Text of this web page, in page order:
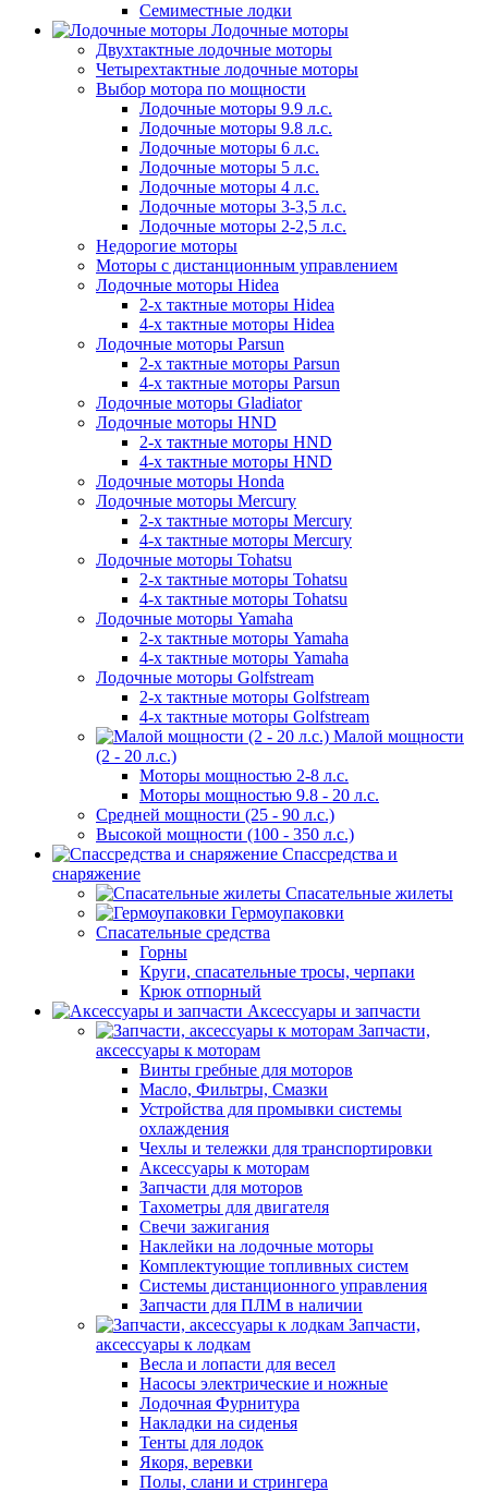
Семиместные лодки
Лодочные моторы
Двухтактные лодочные моторы
Четырехтактные лодочные моторы
Выбор мотора по мощности
Лодочные моторы 9.9 л.с.
Лодочные моторы 9.8 л.с.
Лодочные моторы 6 л.с.
Лодочные моторы 5 л.с.
Лодочные моторы 4 л.с.
Лодочные моторы 3-3,5 л.с.
Лодочные моторы 2-2,5 л.с.
Недорогие моторы
Моторы с дистанционным управлением
Лодочные моторы Hidea
2-х тактные моторы Hidea
4-х тактные моторы Hidea
Лодочные моторы Parsun
2-х тактные моторы Parsun
4-х тактные моторы Parsun
Лодочные моторы Gladiator
Лодочные моторы HND
2-х тактные моторы HND
4-х тактные моторы HND
Лодочные моторы Honda
Лодочные моторы Mercury
2-х тактные моторы Mercury
4-х тактные моторы Mercury
Лодочные моторы Tohatsu
2-х тактные моторы Tohatsu
4-х тактные моторы Tohatsu
Лодочные моторы Yamaha
2-х тактные моторы Yamaha
4-х тактные моторы Yamaha
Лодочные моторы Golfstream
2-х тактные моторы Golfstream
4-х тактные моторы Golfstream
Малой мощности
(2 - 20 л.с.)
Моторы мощностью 2-8 л.с.
Моторы мощностью 9.8 - 20 л.с.
Средней мощности (25 - 90 л.с.)
Высокой мощности (100 - 350 л.с.)
Спассредства и
снаряжение
Спасательные жилеты
Гермоупаковки
Спасательные средства
Горны
Круги, спасательные тросы, черпаки
Крюк отпорный
Аксессуары и запчасти
Запчасти,
аксессуары к моторам
Винты гребные для моторов
Масло, Фильтры, Смазки
Устройства для промывки системы
охлаждения
Чехлы и тележки для транспортировки
Аксессуары к моторам
Запчасти для моторов
Тахометры для двигателя
Свечи зажигания
Наклейки на лодочные моторы
Комплектующие топливных систем
Системы дистанционного управления
Запчасти для ПЛМ в наличии
Запчасти,
аксессуары к лодкам
Весла и лопасти для весел
Насосы электрические и ножные
Лодочная Фурнитура
Накладки на сиденья
Тенты для лодок
Якоря, веревки
Полы, слани и стрингера